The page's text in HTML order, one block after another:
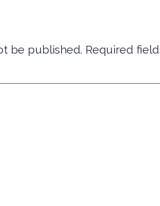
be published. Required